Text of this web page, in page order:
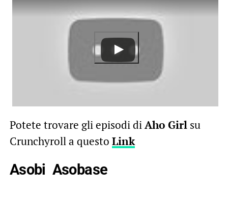
Potete trovare gli episodi di Aho Girl su
Crunchyroll a questo Link
Asobi Asobase